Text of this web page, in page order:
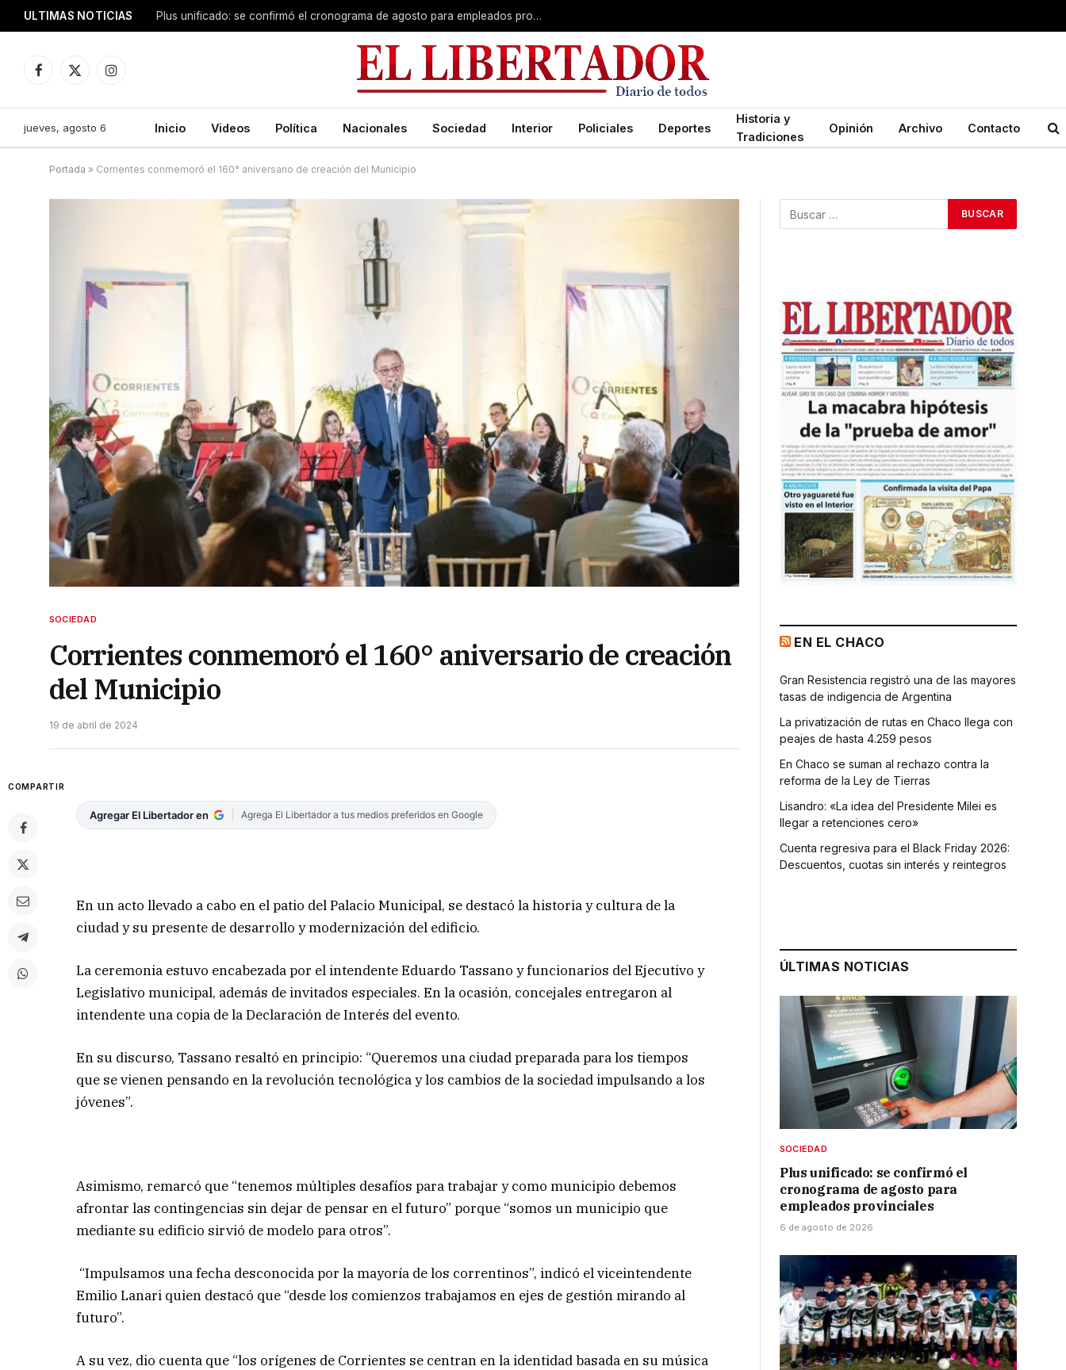
ULTIMAS NOTICIAS Plus unificado: se confirmó el cronograma de agosto para empleados provinciales
Facebook
X
Instagram
jueves, agosto 6 Inicio Videos Política Nacionales Sociedad Interior Policiales Deportes
Historia y
Tradiciones
Opinión Archivo Contacto
Portada » Corrientes conmemoró el 160° aniversario de creación del Municipio
SOCIEDAD
Corrientes conmemoró el 160° aniversario de creación
del Municipio
19 de abril de 2024
COMPARTIR
Agregar El Libertador en Agrega El Libertador a tus medios preferidos en Google
En un acto llevado a cabo en el patio del Palacio Municipal, se destacó la historia y cultura de la
ciudad y su presente de desarrollo y modernización del edificio.
La ceremonia estuvo encabezada por el intendente Eduardo Tassano y funcionarios del Ejecutivo y
Legislativo municipal, además de invitados especiales. En la ocasión, concejales entregaron al
intendente una copia de la Declaración de Interés del evento.
En su discurso, Tassano resaltó en principio: “Queremos una ciudad preparada para los tiempos
que se vienen pensando en la revolución tecnológica y los cambios de la sociedad impulsando a los
jóvenes”.
Asimismo, remarcó que “tenemos múltiples desafíos para trabajar y como municipio debemos
afrontar las contingencias sin dejar de pensar en el futuro” porque “somos un municipio que
mediante su edificio sirvió de modelo para otros”.
“Impulsamos una fecha desconocida por la mayoría de los correntinos”, indicó el viceintendente
Emilio Lanari quien destacó que “desde los comienzos trabajamos en ejes de gestión mirando al
futuro”.
A su vez, dio cuenta que “los orígenes de Corrientes se centran en la identidad basada en su música
EN EL CHACO
Gran Resistencia registró una de las mayores
tasas de indigencia de Argentina
La privatización de rutas en Chaco llega con
peajes de hasta 4.259 pesos
En Chaco se suman al rechazo contra la
reforma de la Ley de Tierras
Lisandro: «La idea del Presidente Milei es
llegar a retenciones cero»
Cuenta regresiva para el Black Friday 2026:
Descuentos, cuotas sin interés y reintegros
ÚLTIMAS NOTICIAS
SOCIEDAD
Plus unificado: se confirmó el
cronograma de agosto para
empleados provinciales
6 de agosto de 2026